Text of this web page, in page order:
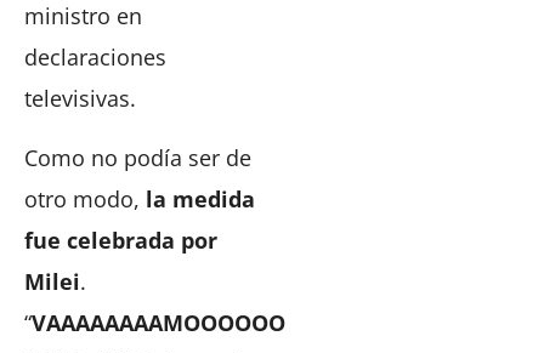
ministro en
declaraciones
televisivas.
Como no podía ser de
otro modo, la medida
fue celebrada por
Milei.
“VAAAAAAAAMOOOOOO